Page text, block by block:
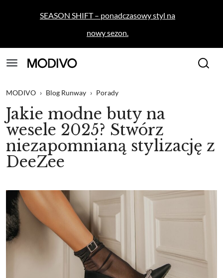
SEASON SHIFT – ponadczasowy styl na
nowy sezon.
MODIVO › Blog Runway › Porady
Jakie modne buty na
wesele 2025? Stwórz
niezapomnianą stylizację z
DeeZee